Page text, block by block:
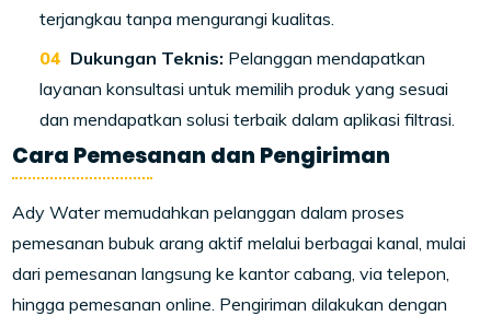
terjangkau tanpa mengurangi kualitas.
Dukungan Teknis: Pelanggan mendapatkan
layanan konsultasi untuk memilih produk yang sesuai
dan mendapatkan solusi terbaik dalam aplikasi filtrasi.
Cara Pemesanan dan Pengiriman
Ady Water memudahkan pelanggan dalam proses
pemesanan bubuk arang aktif melalui berbagai kanal, mulai
dari pemesanan langsung ke kantor cabang, via telepon,
hingga pemesanan online. Pengiriman dilakukan dengan